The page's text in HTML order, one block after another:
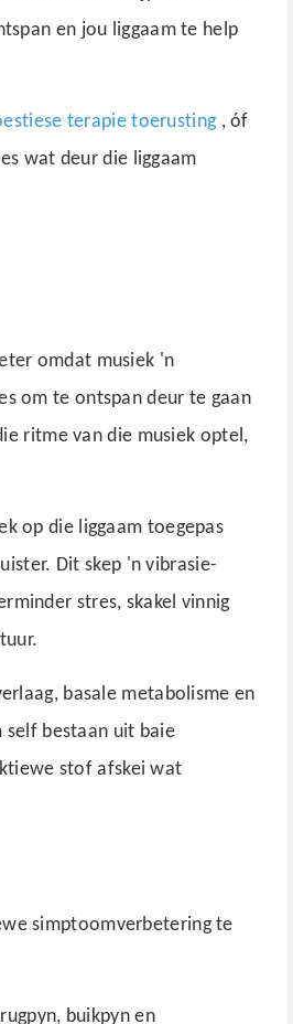
en jou liggaam te help
terapie toerusting , óf
wat deur die liggaam
omdat musiek 'n
om te ontspan deur te gaan
ritme van die musiek optel,
op die liggaam toegepas
Dit skep 'n vibrasie-
stres, skakel vinnig
basale metabolisme en
self bestaan ​​uit baie
stof afskei wat
simptoomverbetering te
buikpyn en